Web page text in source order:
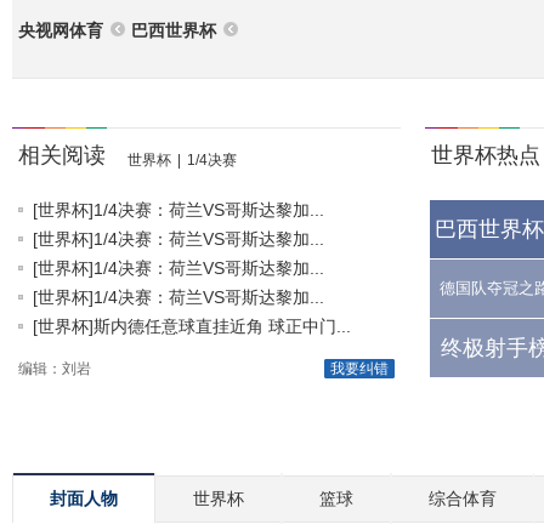
央视网体育 巴西世界杯
相关阅读 世界杯 1/4决赛
[世界杯]1/4决赛：荷兰VS哥斯达黎加...
[世界杯]1/4决赛：荷兰VS哥斯达黎加...
[世界杯]1/4决赛：荷兰VS哥斯达黎加...
[世界杯]1/4决赛：荷兰VS哥斯达黎加...
[世界杯]斯内德任意球直挂近角 球正中门...
我要纠错
编辑：刘岩
世界杯热点
巴西世界
德国队夺冠之
终极射手
封面人物 世界杯 篮球 综合体育